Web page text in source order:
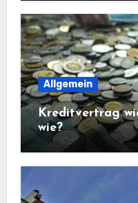
Allgemein
Kreditvertrag
wie?